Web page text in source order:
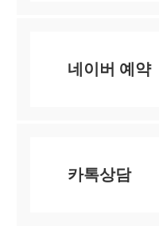
네이버 예약
카톡상담